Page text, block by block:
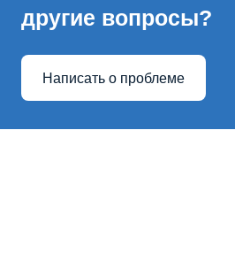
другие вопросы?
Написать о проблеме